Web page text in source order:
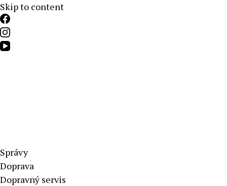
Skip to content
Aktuálne správy – severné Slovensko
Správy
Doprava
Dopravný servis